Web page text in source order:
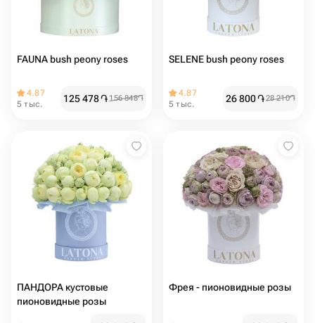
FAUNA bush peony roses
4.87
5 тыс.
125 478֏ 156 848֏
SELENE bush peony roses
4.87
5 тыс.
26 800֏28 210֏
ПАНДОРА кустовые
пионовидные розы
Фрея - пионовидные розы